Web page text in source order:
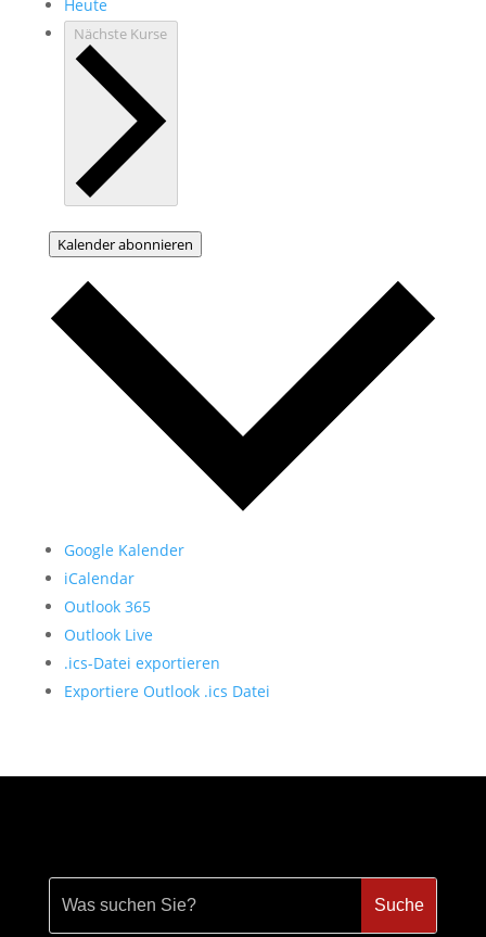
Heute
Nächste Kurse
Kalender abonnieren
Google Kalender
iCalendar
Outlook 365
Outlook Live
.ics-Datei exportieren
Exportiere Outlook .ics Datei